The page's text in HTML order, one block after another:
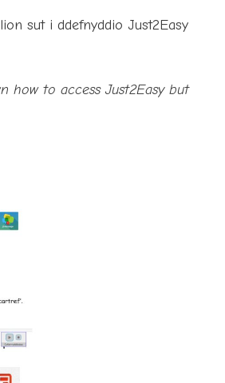
sut i ddefnyddio Just2Easy
how to access Just2Easy but